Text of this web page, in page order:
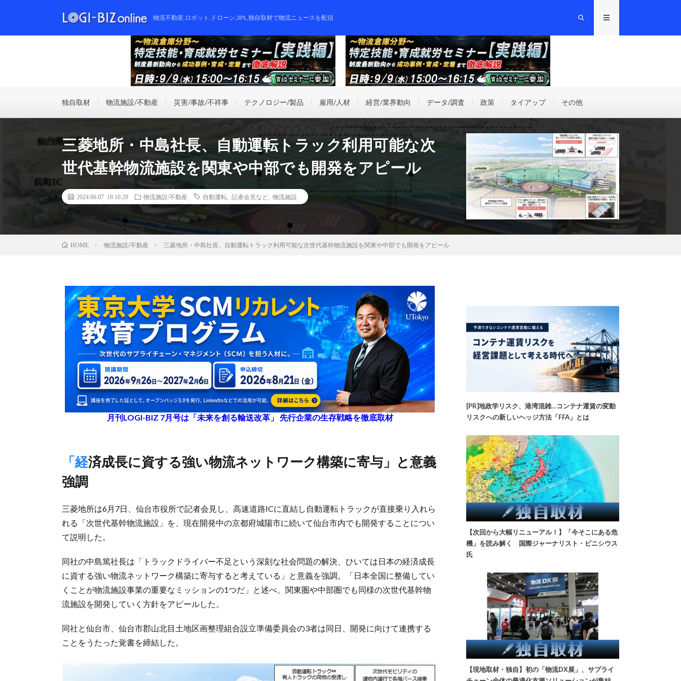
物流不動産,ロボット,ドローン,3PL,独自取材で物流ニュースを配信
独自取材 物流施設/不動産 災害/事故/不祥事 テクノロジー/製品 雇用/人材 経営/業界動向 データ/調査 政策 タイアップ その他
三菱地所・中島社長、自動運転トラック利用可能な次
世代基幹物流施設を関東や中部でも開発をアピール
2024.06.07 18:16:29 物流施設/不動産 自動運転 記者会見など 物流施設
HOME 物流施設/不動産 三菱地所・中島社長、自動運転トラック利用可能な次世代基幹物流施設を関東や中部でも開発をアピール
月刊LOGI-BIZ 7月号は「未来を創る輸送改革」 先行企業の生存戦略を徹底取材
「経済成長に資する強い物流ネットワーク構築に寄与」と意義
強調
三菱地所は6月7日、仙台市役所で記者会見し、高速道路ICに直結し自動運転トラックが直接乗り入れら
れる「次世代基幹物流施設」を、現在開発中の京都府城陽市に続いて仙台市内でも開発することについ
て説明した。
同社の中島篤社長は「トラックドライバー不足という深刻な社会問題の解決、ひいては日本の経済成長
に資する強い物流ネットワーク構築に寄与すると考えている」と意義を強調。「日本全国に整備してい
くことが物流施設事業の重要なミッションの1つだ」と述べ、関東圏や中部圏でも同様の次世代基幹物
流施設を開発していく方針をアピールした。
同社と仙台市、仙台市郡山北目土地区画整理組合設立準備委員会の3者は同日、開発に向けて連携する
ことをうたった覚書を締結した。
[PR]地政学リスク、港湾混雑…コンテナ運賃の変動
リスクへの新しいヘッジ方法「FFA」とは
【次回から大幅リニューアル！】「今そこにある危
機」を読み解く 国際ジャーナリスト・ビニシウス
氏
【現地取材・独自】初の「物流DX展」、サプライ